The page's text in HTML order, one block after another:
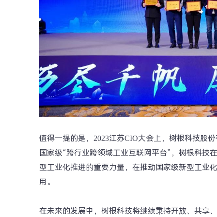
值得一提的是，2023江苏CIO大会上，树根科技股
国家级“跨行业跨领域工业互联网平台”，树根科技
型工业化推进的重要力量，在推动国家级新型工业
用。
在未来的发展中，树根科技将继续秉持开放、共享